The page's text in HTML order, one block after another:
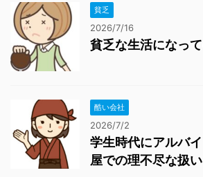
貧乏
2026/7/16
貧乏な生活になって
酷い会社
2026/7/2
学生時代にアルバ
屋での理不尽な扱い